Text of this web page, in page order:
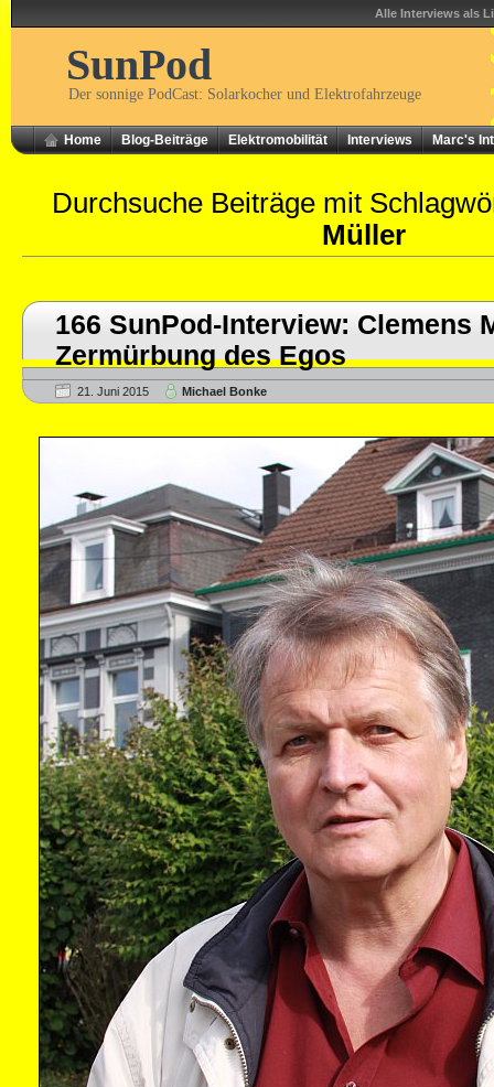
Alle Interviews als
SunPod
Der sonnige PodCast: Solarkocher und Elektrofahrzeuge
Home Blog-Beiträge Elektromobilität Interviews Marc's
Durchsuche Beiträge mit
Müller
166 SunPod-Interview: Clemens
Zermürbung des Egos
21. Juni 2015 Michael Bonke